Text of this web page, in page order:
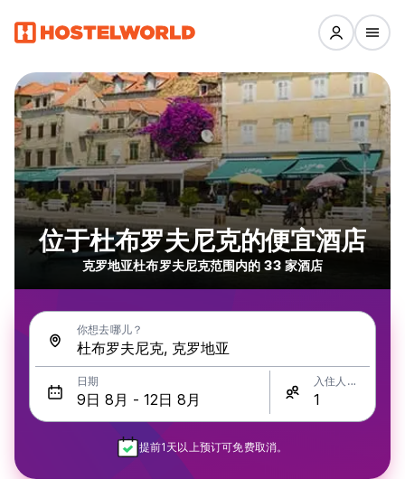
位于杜布罗夫尼克的便宜酒店
克罗地亚杜布罗夫尼克范围内的 33 家酒店
你想去哪儿？
日期 入住人数
提前1天以上预订可免费取消。